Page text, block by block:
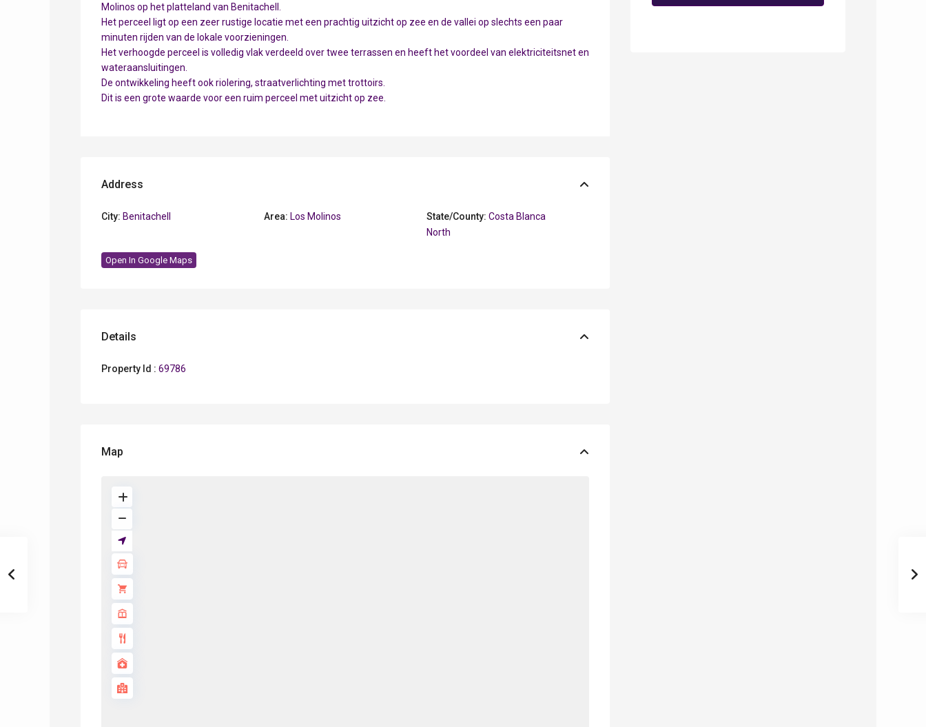
Molinos op het platteland van Benitachell.
Het perceel ligt op een zeer rustige locatie met een prachtig uitzicht op zee en de vallei op slechts een paar
minuten rijden van de lokale voorzieningen.
Het verhoogde perceel is volledig vlak verdeeld over twee terrassen en heeft het voordeel van elektriciteitsnet en
wateraansluitingen.
De ontwikkeling heeft ook riolering, straatverlichting met trottoirs.
Dit is een grote waarde voor een ruim perceel met uitzicht op zee.
Address
City: Benitachell Area: Los Molinos State/County: Costa Blanca
North
Open In Google Maps
Details
Property Id : 69786
Map